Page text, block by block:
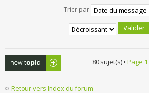
Trier par
Publier un
nouveau sujet
80 sujet(s) • Page 1
Retour vers Index du forum